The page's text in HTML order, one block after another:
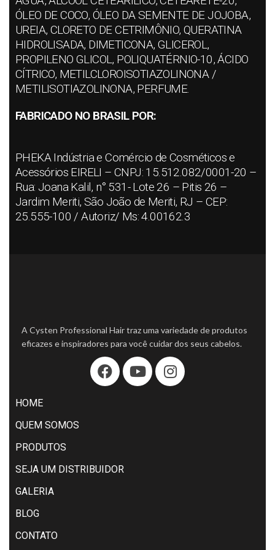
ÓLEO DE COCO, ÓLEO DA SEMENTE DE JOJOBA,
UREIA, CLORETO DE CETRIMÔNIO, QUERATINA
HIDROLISADA, DIMETICONA, GLICEROL,
PROPILENO GLICOL, POLIQUATÉRNIO-10, ÁCIDO
CÍTRICO, METILCLOROISOTIAZOLINONA /
METILISOTIAZOLINONA, PERFUME.
FABRICADO NO BRASIL POR:
PHEKA Indústria e Comércio de Cosméticos e
Acessórios EIRELI – CNPJ: 15.512.082/0001-20 –
Rua: Joana Kalil, n° 531- Lote 26 – Pitis 26 –
Jardim Meriti, São João de Meriti, RJ – CEP:
25.555-100 / Autoriz/ Ms: 4.00162.3
A Cysten Professional Hair traz uma variedade de produtos
eficazes e inspiradores para você cuidar dos seus cabelos.
HOME
QUEM SOMOS
PRODUTOS
SEJA UM DISTRIBUIDOR
GALERIA
BLOG
CONTATO